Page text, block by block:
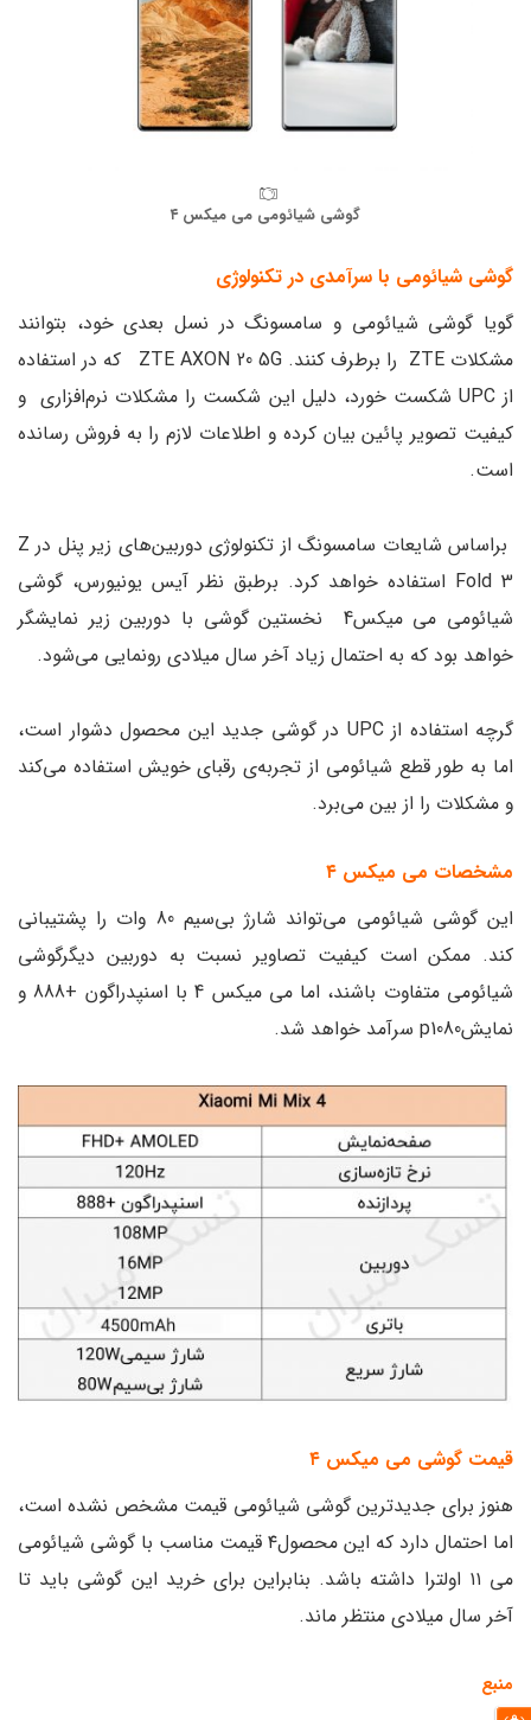
گوشی شیائومی می میکس ۴
گوشی شیائومی با سرآمدی در تکنولوژی
گویا گوشی شیائومی و سامسونگ در نسل بعدی خود، بتوانند
مشکلات ZTE را برطرف کنند. ZTE AXON 20 5G که در استفاده
از UPC شکست خورد، دلیل این شکست را مشکلات نرم‌افزاری و
کیفیت تصویر پائین بیان کرده و اطلاعات لازم را به فروش رسانده
است.
براساس شایعات سامسونگ از تکنولوژی دوربین‌های زیر پنل در Z
Fold 3 استفاده خواهد کرد. برطبق نظر آیس یونیورس، گوشی
شیائومی می میکس4 نخستین گوشی با دوربین زیر نمایشگر
خواهد بود که به احتمال زیاد آخر سال میلادی رونمایی می‌شود.
گرچه استفاده از UPC در گوشی جدید این محصول دشوار است،
اما به طور قطع شیائومی از تجربه‌ی رقبای خویش استفاده می‌کند
و مشکلات را از بین می‌برد.
مشخصات می میکس ۴
این گوشی شیائومی می‌تواند شارژ بی‌سیم 80 وات را پشتیبانی
کند. ممکن است کیفیت تصاویر نسبت به دوربین دیگرگوشی
شیائومی متفاوت باشند، اما می میکس 4 با اسنپدراگون +888 و
نمایشp1080 سرآمد خواهد شد.
قیمت گوشی می میکس ۴
هنوز برای جدیدترین گوشی شیائومی قیمت مشخص نشده است،
اما احتمال دارد که این محصول۴ قیمت مناسب با گوشی شیائومی
می ۱۱ اولترا داشته باشد. بنابراین برای خرید این گوشی باید تا
آخر سال میلادی منتظر ماند.
منبع